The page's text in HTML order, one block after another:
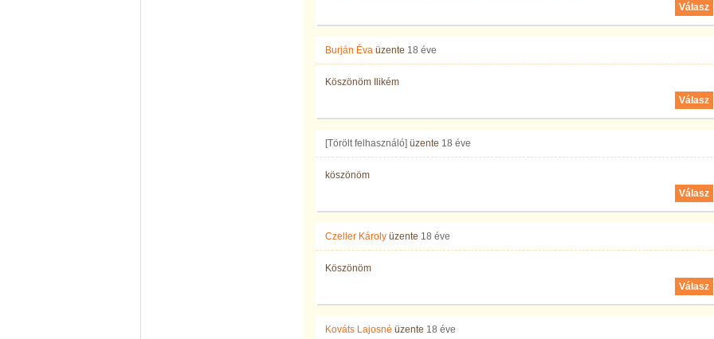
Válasz
Burján Éva üzente 18 éve
Köszönöm Ilikém
Válasz
[Törölt felhasználó] üzente 18 éve
köszönöm
Válasz
Czeller Károly üzente 18 éve
Köszönöm
Válasz
Kováts Lajosné üzente 18 éve